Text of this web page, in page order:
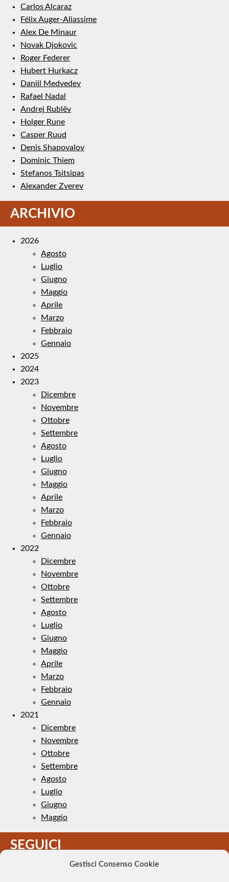
Gestisci Consenso Cookie
Carlos Alcaraz
Félix Auger-Aliassime
Alex De Minaur
Novak Djokovic
Roger Federer
Hubert Hurkacz
Daniil Medvedev
Rafael Nadal
Andrej Rublëv
Holger Rune
Casper Ruud
Denis Shapovalov
Dominic Thiem
Stefanos Tsitsipas
Alexander Zverev
ARCHIVIO
2026
Agosto
Luglio
Giugno
Maggio
Aprile
Marzo
Febbraio
Gennaio
2025
2024
2023
Dicembre
Novembre
Ottobre
Settembre
Agosto
Luglio
Giugno
Maggio
Aprile
Marzo
Febbraio
Gennaio
2022
Dicembre
Novembre
Ottobre
Settembre
Agosto
Luglio
Giugno
Maggio
Aprile
Marzo
Febbraio
Gennaio
2021
Dicembre
Novembre
Ottobre
Settembre
Agosto
Luglio
Giugno
Maggio
SEGUICI